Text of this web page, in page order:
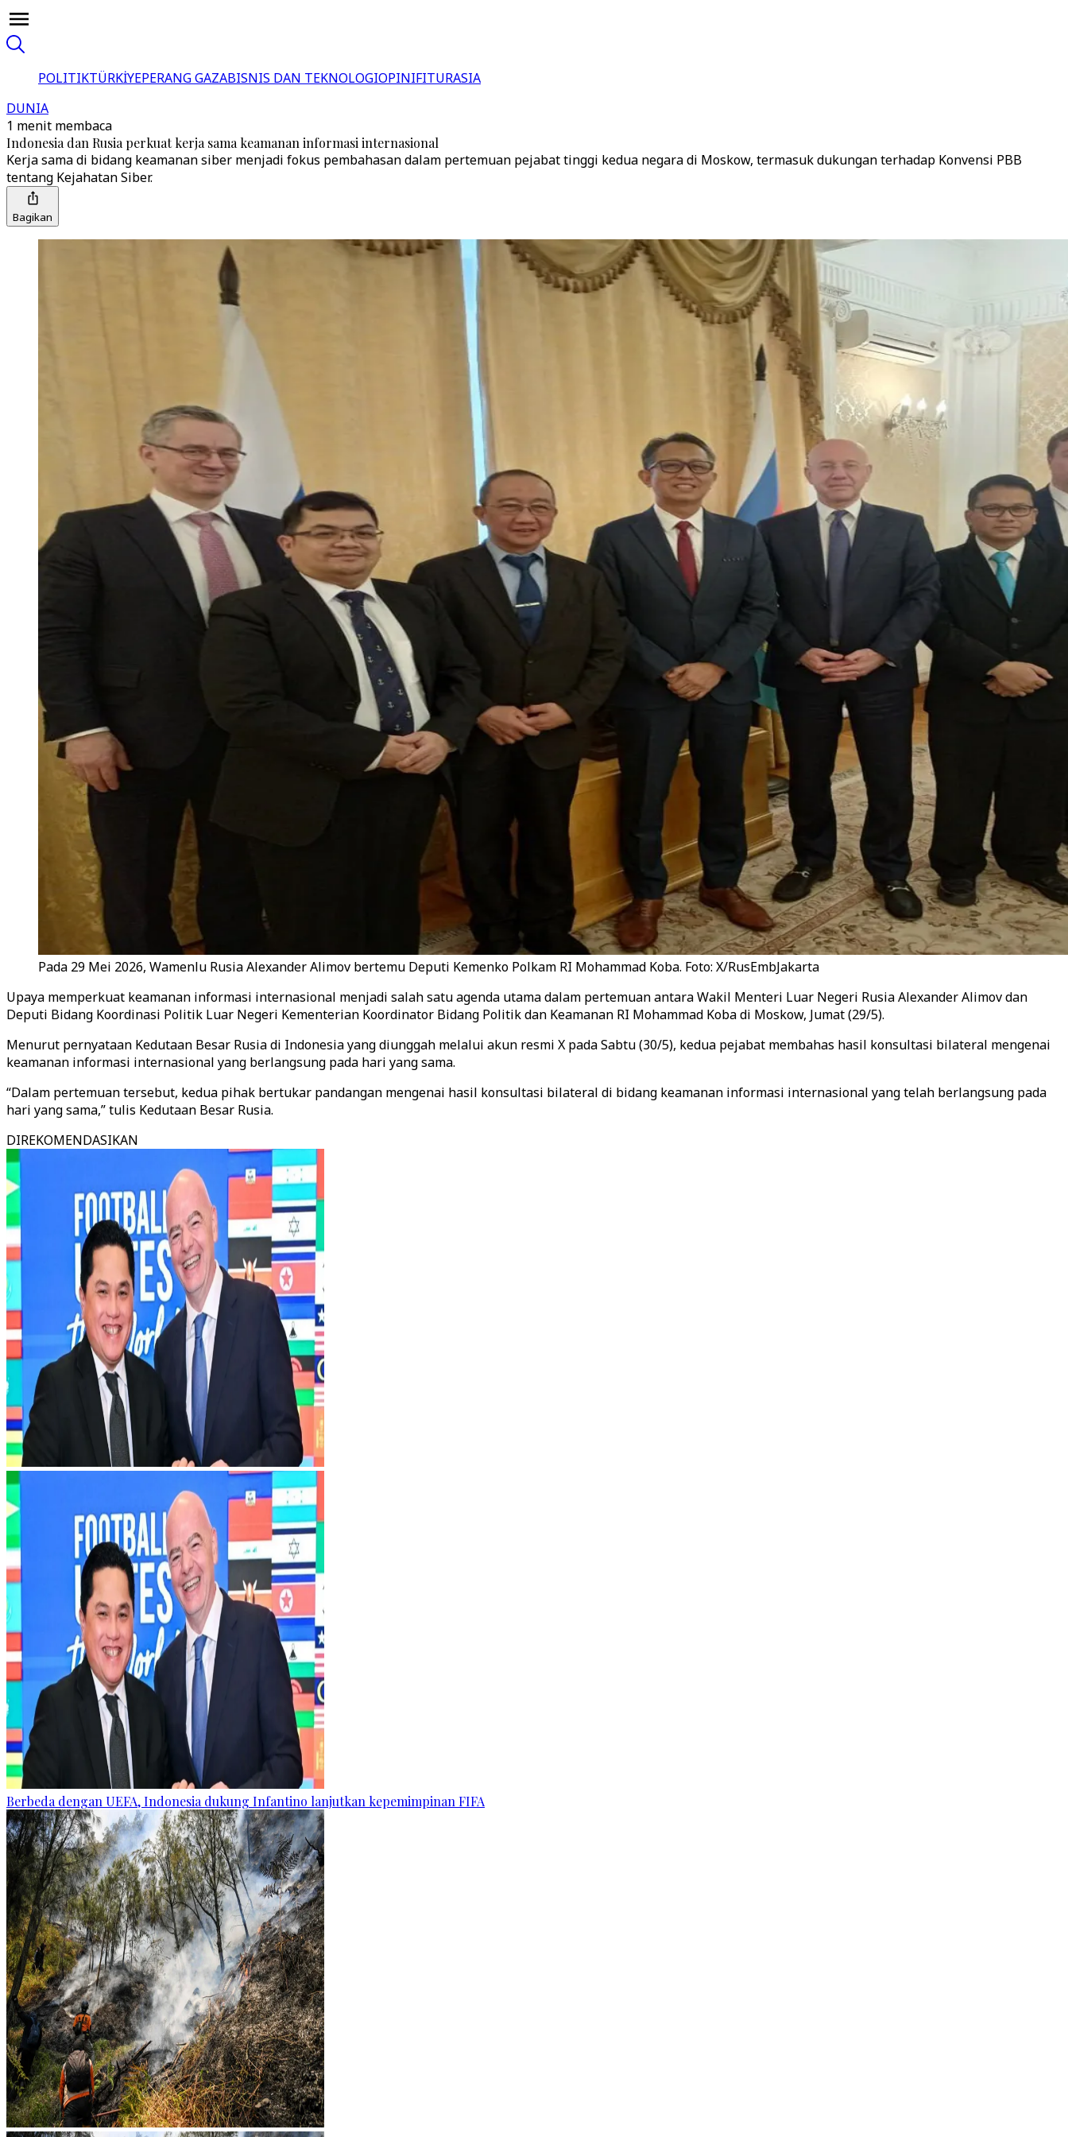
POLITIKTÜRKİYEPERANG GAZABISNIS DAN TEKNOLOGIOPINIFITURASIA
DUNIA
1 menit membaca
Indonesia dan Rusia perkuat kerja sama keamanan informasi internasional
Kerja sama di bidang keamanan siber menjadi fokus pembahasan dalam pertemuan pejabat tinggi kedua negara di Moskow, termasuk dukungan terhadap Konvensi PBB
tentang Kejahatan Siber.
Bagikan
Pada 29 Mei 2026, Wamenlu Rusia Alexander Alimov bertemu Deputi Kemenko Polkam RI Mohammad Koba. Foto: X/RusEmbJakarta
Upaya memperkuat keamanan informasi internasional menjadi salah satu agenda utama dalam pertemuan antara Wakil Menteri Luar Negeri Rusia Alexander Alimov dan
Deputi Bidang Koordinasi Politik Luar Negeri Kementerian Koordinator Bidang Politik dan Keamanan RI Mohammad Koba di Moskow, Jumat (29/5).
Menurut pernyataan Kedutaan Besar Rusia di Indonesia yang diunggah melalui akun resmi X pada Sabtu (30/5), kedua pejabat membahas hasil konsultasi bilateral mengenai
keamanan informasi internasional yang berlangsung pada hari yang sama.
“Dalam pertemuan tersebut, kedua pihak bertukar pandangan mengenai hasil konsultasi bilateral di bidang keamanan informasi internasional yang telah berlangsung pada
hari yang sama,” tulis Kedutaan Besar Rusia.
DIREKOMENDASIKAN
Berbeda dengan UEFA, Indonesia dukung Infantino lanjutkan kepemimpinan FIFA